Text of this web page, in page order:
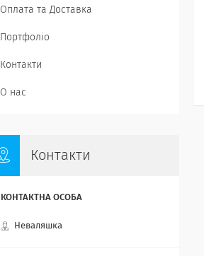
Оплата та Доставка
Портфоліо
Контакти
О нас
Контакти
Неваляшка